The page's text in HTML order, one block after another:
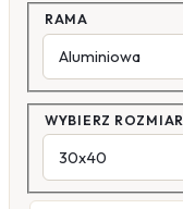
RAMA
WYBIERZ ROZMIAR